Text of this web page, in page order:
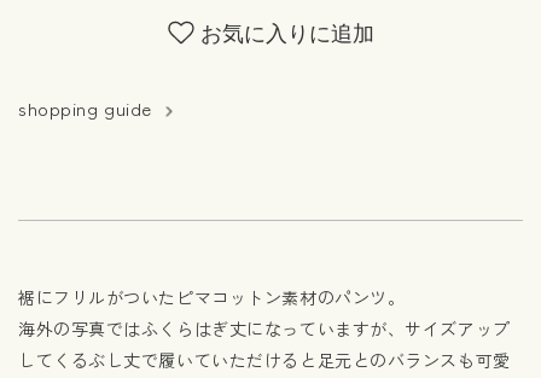
お気に入りに追加
shopping guide
裾にフリルがついたピマコットン素材のパンツ。
海外の写真ではふくらはぎ丈になっていますが、サイズアップ
してくるぶし丈で履いていただけると足元とのバランスも可愛